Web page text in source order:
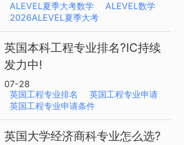
ALEVEL夏季大考数学
ALEVEL数学
2026ALEVEL夏季大考
英国本科工程专业排名?IC持续
发力中!
07-28
英国工程专业排名
英国工程专业申请
英国工程专业申请条件
英国大学经济商科专业怎么选?